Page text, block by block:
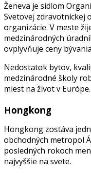
Ženeva je sídlom
Svetovej zdravotníckej
organizácie. V meste
medzinárodných
ovplyvňuje ceny
Nedostatok bytov,
medzinárodné školy
miest na život v Európe.
Hongkong
Hongkong zostáva
obchodných metropol
posledných rokoch
najvyššie na svete.